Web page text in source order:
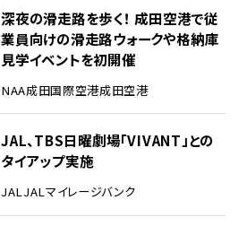
深夜の滑走路を歩く！ 成田空港で従
業員向けの滑走路ウォークや格納庫
見学イベントを初開催
NAA成田国際空港成田空港
JAL、TBS日曜劇場「VIVANT」との
タイアップ実施
JAL JALマイレージバンク